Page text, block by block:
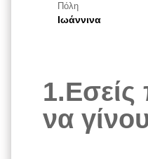
Πόλη
Ιωάννινα
1.Εσείς
να